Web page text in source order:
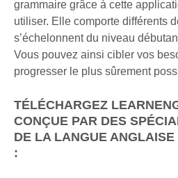
grammaire grâce à cette
utiliser. Elle comporte différents
s’échelonnent du niveau
Vous pouvez ainsi cibler vos
progresser le plus sûrement
TÉLÉCHARGEZ
CONÇUE PAR DES
DE LA LANGUE
: